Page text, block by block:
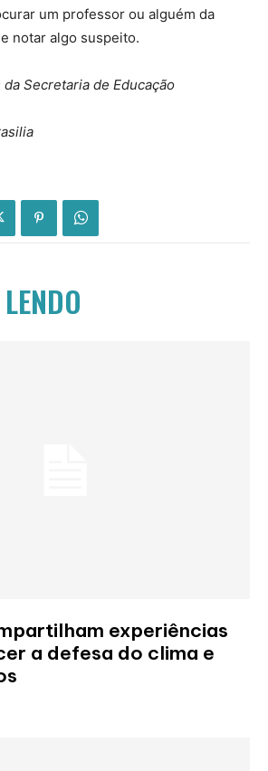
um professor ou alguém da
notar algo suspeito.
Secretaria de Educação
experiências
a defesa do clima e